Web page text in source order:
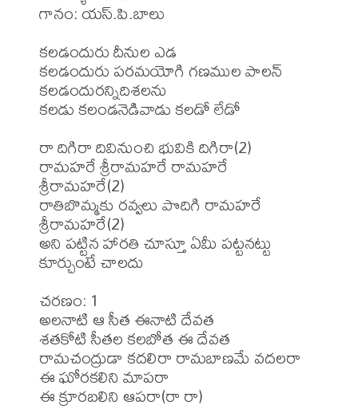
గానం: యస్.పి.బాలు
కలడందురు దీనుల ఎడ
కలడందురు పరమయోగి గణముల పాలన్
కలడందురన్నిదిశలను
కలడు కలండనెడివాడు కలడో లేడో
రా దిగిరా దివినుంచి భువికి దిగిరా(2)
రామహరే శ్రీరామహరే రామహరే
శ్రీరామహరే(2)
రాతిబొమ్మకు రవ్వలు పొదిగి రామహరే
శ్రీరామహరే(2)
అని పట్టిన హారతి చూస్తూ ఏమీ పట్టనట్టు
కూర్చుంటే చాలదు
చరణం: 1
అలనాటి ఆ సీత ఈనాటి దేవత
శతకోటి సీతల కలబోత ఈ దేవత
రామచంద్రుడా కదలిరా రామబాణమే వదలరా
ఈ ఘోరకలిని మాపరా
ఈ క్రూరబలిని ఆపరా(రా రా)